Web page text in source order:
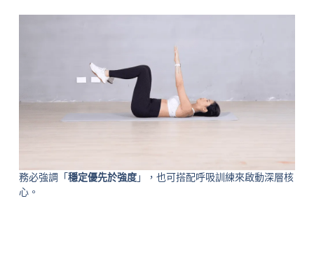
務必強調「穩定優先於強度」，也可搭配呼吸訓練來啟動深層核
心。